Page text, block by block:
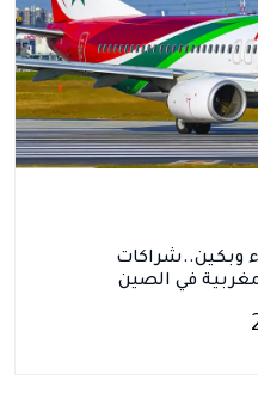
وبكين..شراكات
في الصين